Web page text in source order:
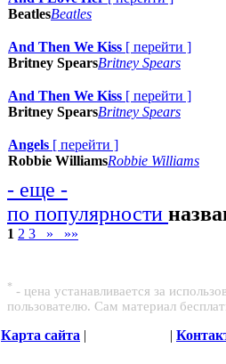
BeatlesBeatles
And Then We Kiss [ перейти ]
Britney SpearsBritney Spears
And Then We Kiss [ перейти ]
Britney SpearsBritney Spears
Angels [ перейти ]
Robbie WilliamsRobbie Williams
- еще -
по популярности
1 2 3 » »»
* - цена устанавливается за
пользователю. Сам материал
Карта сайта | |